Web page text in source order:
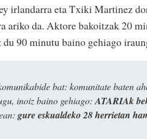
irlandarra eta Txiki Martinez
ariko da. Aktore bakoitzak 20
90 minutu baino gehiago
bat: komunitate baten
inoiz baino gehiago: ATARIAk
gure eskualdeko 28 herrietan